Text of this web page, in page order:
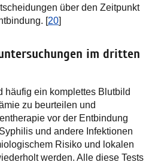
über den Zeitpunkt
[20]
im dritten
häufig ein komplettes Blutbild
zu beurteilen und
vor der Entbindung
und andere Infektionen
Risiko und lokalen
werden. Alle diese Tests